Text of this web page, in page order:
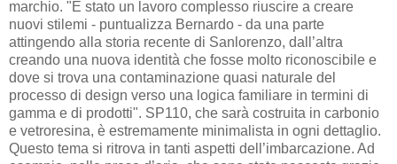
marchio. "È stato un lavoro complesso riuscire a creare
nuovi stilemi - puntualizza Bernardo - da una parte
attingendo alla storia recente di Sanlorenzo, dall’altra
creando una nuova identità che fosse molto riconoscibile e
dove si trova una contaminazione quasi naturale del
processo di design verso una logica familiare in termini di
gamma e di prodotti". SP110, che sarà costruita in carbonio
e vetroresina, è estremamente minimalista in ogni dettaglio.
Questo tema si ritrova in tanti aspetti dell’imbarcazione. Ad